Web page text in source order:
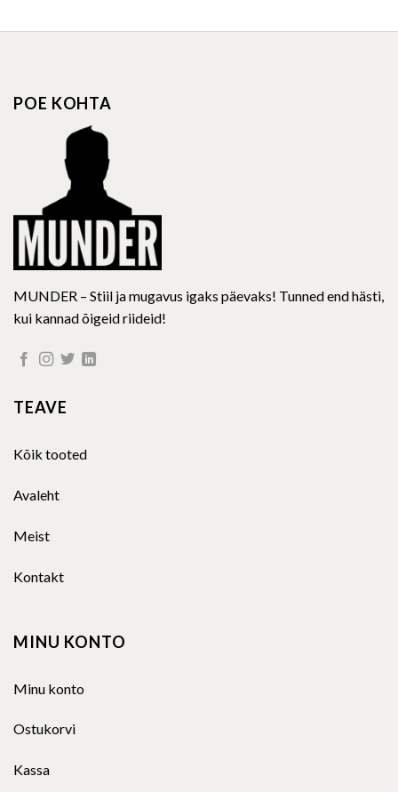
multiple
may
chosen
on
the
product
page
multiple
POE KOHTA
MUNDER – Stiil ja mugavus igaks päevaks! Tunned end hästi,
kui kannad õigeid riideid!
TEAVE
Kõik tooted
Avaleht
Meist
Kontakt
MINU KONTO
Minu konto
Ostukorvi
Kassa